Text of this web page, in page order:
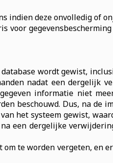
indien deze onvolledig of
voor
wordt gewist,
nadat een dergelijk
informatie niet
beschouwd. Dus, na de
het systeem gewist,
een dergelijke
te worden vergeten, en